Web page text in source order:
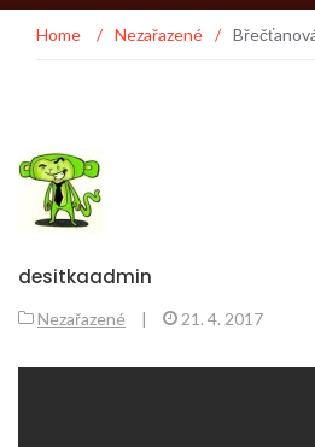
Home / Nezařazené /
desitkaadmin
Nezařazené | 21. 4. 2017